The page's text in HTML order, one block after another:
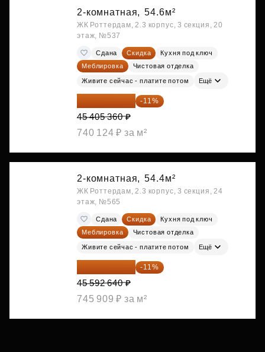
2-комнатная, 54.6м²
ЖК Роттердам, 2.3 корпус, 3 секция, 20
этаж, №537
Сдана Скидка
Кухня под ключ
Меблировка
Чистовая отделка
Живите сейчас - платите потом Ещё
40 410 770 ₽ -11%
45 405 360 ₽
740 124 ₽ за м²
2-комнатная, 54.4м²
ЖК Роттердам, 2.3 корпус, 3 секция, 24
этаж, №565
Сдана Скидка
Кухня под ключ
Меблировка
Чистовая отделка
Живите сейчас - платите потом Ещё
40 577 450 ₽ -11%
45 592 640 ₽
745 909 ₽ за м²